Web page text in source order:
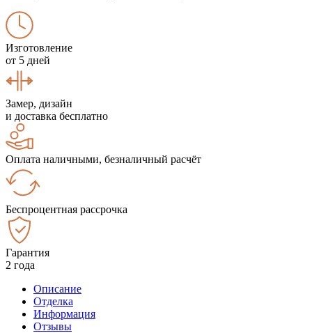
Изготовление
от 5 дней
Замер, дизайн
и доставка бесплатно
Оплата наличными, безналичный расчёт
Беспроцентная рассрочка
Гарантия
2 года
Описание
Отделка
Информация
Отзывы